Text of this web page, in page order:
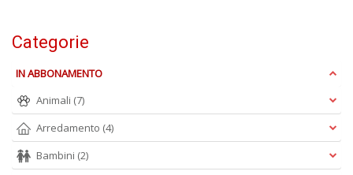
Categorie
IN ABBONAMENTO
Animali (7)
Arredamento (4)
Bambini (2)